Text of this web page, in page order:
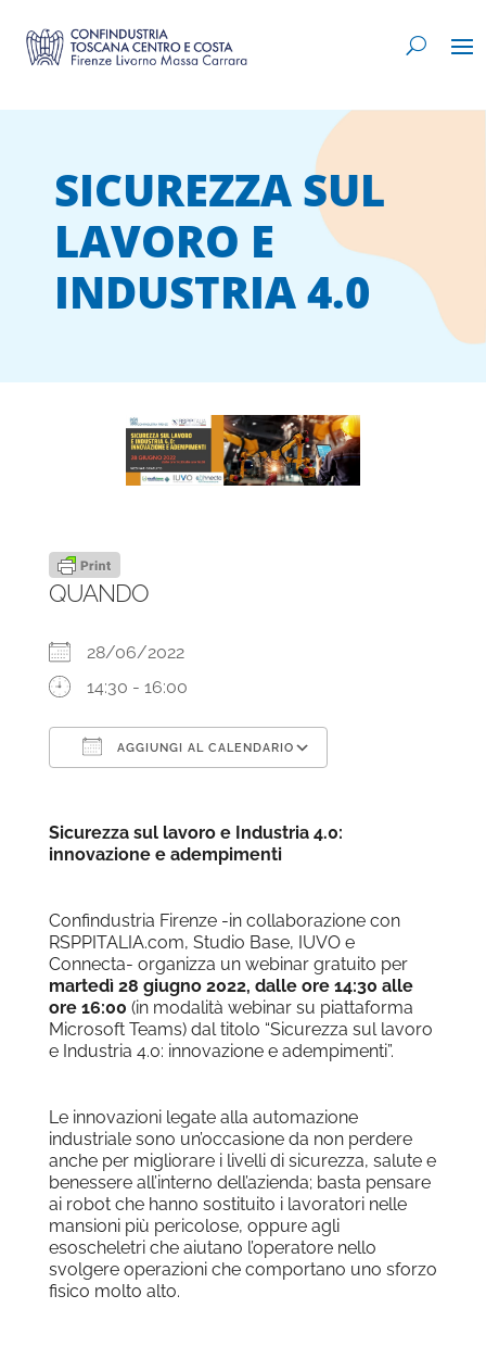
SICUREZZA SUL
LAVORO E
INDUSTRIA 4.0
QUANDO
28/06/2022
14:30 - 16:00
AGGIUNGI AL CALENDARIO
Sicurezza sul lavoro e Industria 4.0:
innovazione e adempimenti
Confindustria Firenze -in collaborazione con
RSPPITALIA.com, Studio Base, IUVO e
Connecta- organizza un webinar gratuito per
martedì 28 giugno 2022, dalle ore 14:30 alle
ore 16:00 (in modalità webinar su piattaforma
Microsoft Teams) dal titolo “Sicurezza sul lavoro
e Industria 4.0: innovazione e adempimenti”.
Le innovazioni legate alla automazione
industriale sono un’occasione da non perdere
anche per migliorare i livelli di sicurezza, salute e
benessere all’interno dell’azienda; basta pensare
ai robot che hanno sostituito i lavoratori nelle
mansioni più pericolose, oppure agli
esoscheletri che aiutano l’operatore nello
svolgere operazioni che comportano uno sforzo
fisico molto alto.